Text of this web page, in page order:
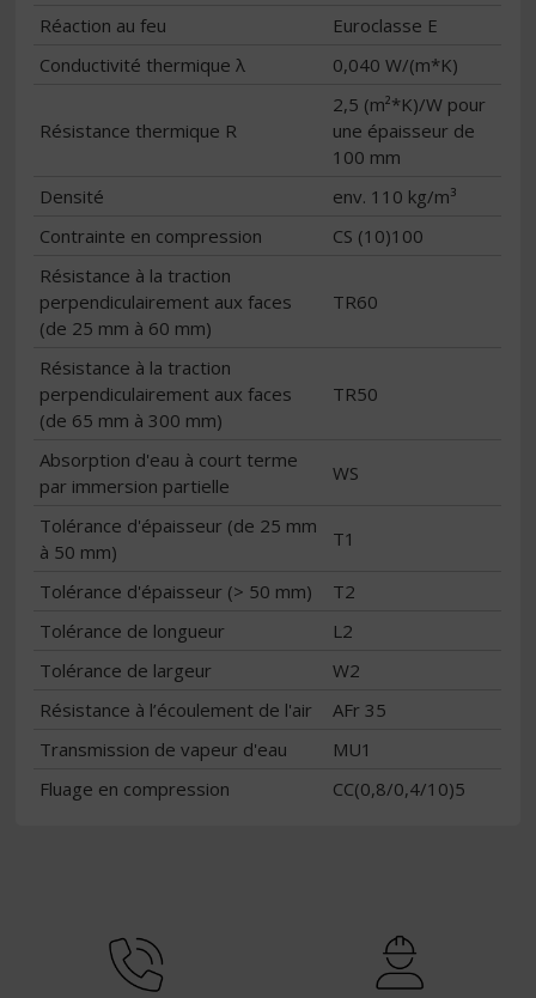
Réaction au feu
Euroclasse E
Conductivité thermique λ
0,040 W/(m*K)
Résistance thermique R
2,5 (m²*K)/W pour
une épaisseur de
100 mm
Densité
env. 110 kg/m³
Contrainte en compression
CS (10)100
Résistance à la traction
perpendiculairement aux faces
(de 25 mm à 60 mm)
TR60
Résistance à la traction
perpendiculairement aux faces
(de 65 mm à 300 mm)
TR50
Absorption d'eau à court terme
par immersion partielle
WS
Tolérance d'épaisseur (de 25 mm
à 50 mm)
T1
Tolérance d'épaisseur (> 50 mm)
T2
Tolérance de longueur
L2
Tolérance de largeur
W2
Résistance à l’écoulement de l'air
AFr 35
Transmission de vapeur d'eau
MU1
Fluage en compression
CC(0,8/0,4/10)5